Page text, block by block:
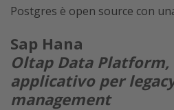
Postgres è open source con
Sap Hana
Oltap Data Platform,
applicativo per
management